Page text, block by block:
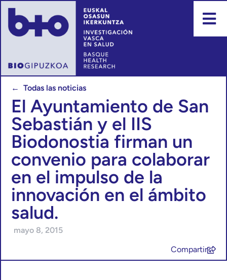
← Todas las noticias
El Ayuntamiento de San
Sebastián y el IIS
Biodonostia firman un
convenio para colaborar
en el impulso de la
innovación en el ámbito
salud.
mayo 8, 2015
Compartir